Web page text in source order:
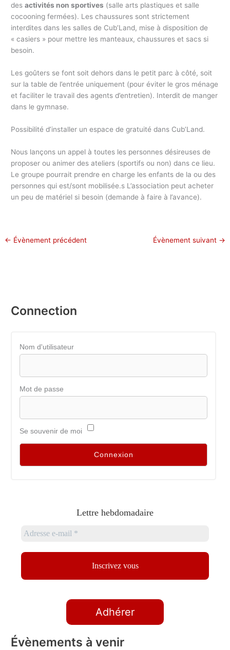
desactivités non sportives (salle arts plastiques et salle
cocooning fermées). Les chaussures sont strictement
interdites dans les salles de Cub’Land, mise à disposition de
« casiers » pour mettre les manteaux, chaussures et sacs si
besoin.
Les goûters se font soit dehors dans le petit parc à côté, soit
sur la table de l’entrée uniquement (pour éviter le gros ménage
et faciliter le travail des agents d’entretien). Interdit de manger
dans le gymnase.
Possibilité d’installer un espace de gratuité dans Cub’Land.
Nous lançons un appel à toutes les personnes désireuses de
proposer ou animer des ateliers (sportifs ou non) dans ce lieu.
Le groupe pourrait prendre en charge les enfants de la ou des
personnes qui est/sont mobilisée.s L’association peut acheter
un peu de matériel si besoin (demande à faire à l’avance).
← Évènement précédent Évènement suivant →
Connection
Nom d'utilisateur
Mot de passe
Se souvenir de moi
Lettre hebdomadaire
Adhérer
Évènements à venir